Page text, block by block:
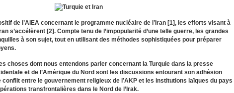
de l’AIEA concernant le programme nucléaire de l’Iran [1], les efforts visant à
s’accélèrent [2]. Compte tenu de l’impopularité d’une telle guerre, les grandes
à son sujet, tout en utilisant des méthodes sophistiquées pour préparer
choses dont nous entendons parler concernant la Turquie dans la presse
et de l’Amérique du Nord sont les discussions entourant son adhésion
conflit entre le gouvernement religieux de l’AKP et les institutions laïques du pays
transfrontalières dans le Nord de l’Irak.